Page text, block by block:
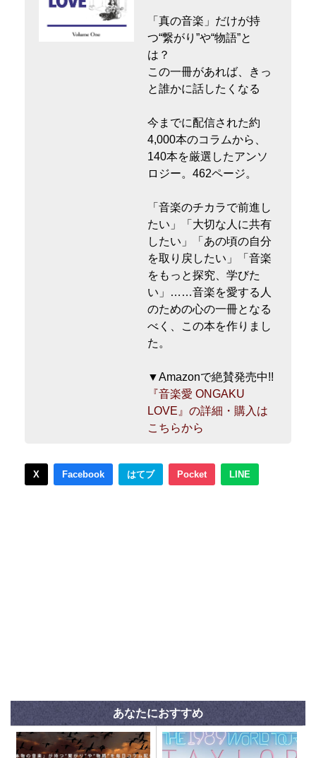
「真の音楽」だけが持
つ“繋がり”や“物語”と
は？
この一冊があれば、きっ
と誰かに話したくなる
今までに配信された約
4,000本のコラムから、
140本を厳選したアンソ
ロジー。462ページ。
「音楽のチカラで前進し
たい」「大切な人に共有
したい」「あの頃の自分
を取り戻したい」「音楽
をもっと探究、学びた
い」……音楽を愛する人
のための心の一冊となる
べく、この本を作りまし
た。
▼Amazonで絶賛発売中!!
『音楽愛 ONGAKU
LOVE』の詳細・購入は
こちらから
X Facebook はてブ Pocket LINE
あなたにおすすめ